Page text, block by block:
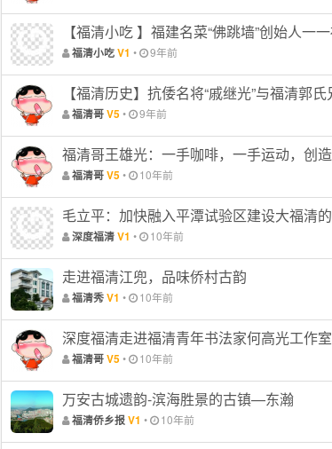
【福清小吃 】福建名菜“佛跳墙”创始人一
福清小吃V1 • 9年前
【福清历史】抗倭名将“戚继光”与福清郭氏
福清哥V5 • 9年前
福清哥王雄光：一手咖啡，一手运动，创
福清哥V5 • 10年前
毛立平：加快融入平潭试验区建设大福清
深度福清V1 • 10年前
走进福清江兜，品味侨村古韵
福清秀V1 • 10年前
深度福清走进福清青年书法家何高光工作室
福清哥V5 • 10年前
万安古城遗韵-滨海胜景的古镇—东瀚
福清侨乡报V1 • 10年前